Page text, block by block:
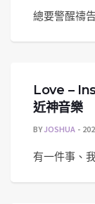
總要警醒禱
Love –
近神音樂
BYJOSHUA
有一件事、